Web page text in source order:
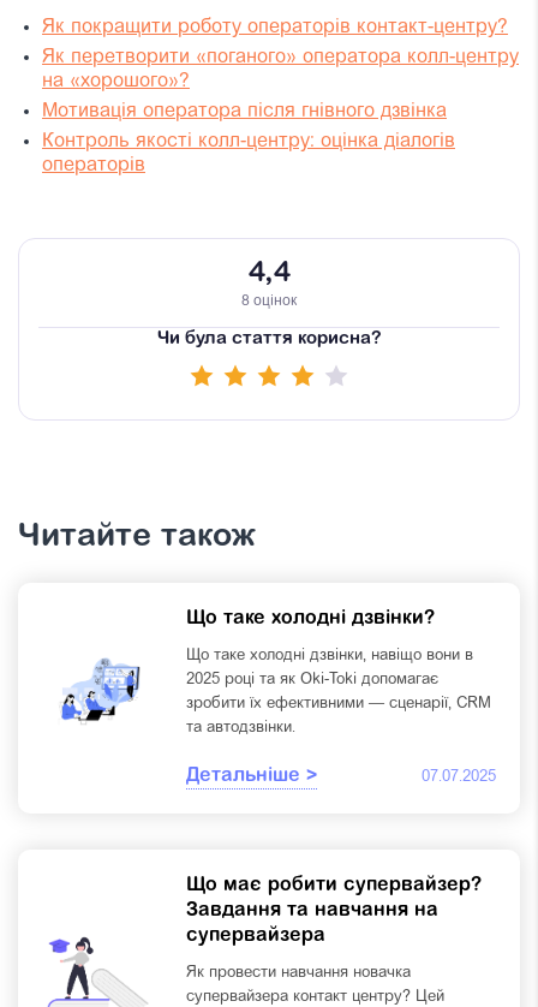
Як покращити роботу операторів контакт-центру?
Як перетворити «поганого» оператора колл-центру
на «хорошого»?
Мотивація оператора після гнівного дзвінка
Контроль якості колл-центру: оцінка діалогів
операторів
4,4
8 оцінок
Чи була стаття корисна?
Читайте також
Що таке холодні дзвінки?
Що таке холодні дзвінки, навіщо вони в
2025 році та як Oki-Toki допомагає
зробити їх ефективними — сценарії, CRM
та автодзвінки.
Детальніше > 07.07.2025
Що має робити супервайзер?
Завдання та навчання на
супервайзера
Як провести навчання новачка
супервайзера контакт центру? Цей